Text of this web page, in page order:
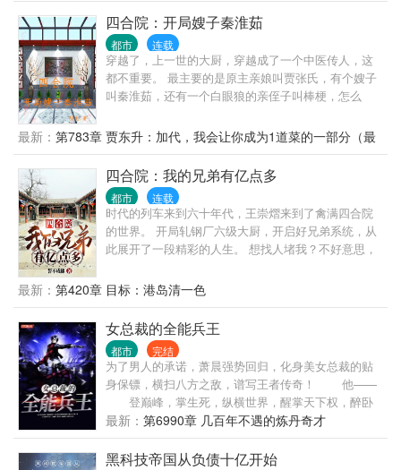
交好。
四合院：开局嫂子秦淮茹
都市 连载
穿越了，上一世的大厨，穿越成了一个中医传人，这
都不重要。 最主要的是原主亲娘叫贾张氏，有个嫂子
叫秦淮茹，还有一个白眼狼的亲侄子叫棒梗，怎么
最新： 第783章 贾东升：加代，我会让你成为1道菜的一部分（最
后一章）
四合院：我的兄弟有亿点多
都市 连载
时代的列车来到六十年代，王崇熠来到了禽满四合院
的世界。 开局轧钢厂六级大厨，开启好兄弟系统，从
此展开了一段精彩的人生。 想找人堵我？不好意思，
弟！ 想去街道办举报我？不好意思，街道办主任我兄
弟！ 王崇熠一杯小酒，一口美食，没事逗逗小娇妻。
但事情总是来在他。 既然如此，那就别怪我不客气！
在这个风起云涌的时代，王崇熠带着一众兄弟，笑看
风云起。 蓦然回首，王崇熠成为了搅弄风云的人！
最新： 第420章 目标：港岛清一色
女总裁的全能兵王
都市 完结
为了男人的承诺，萧晨强势回归，化身美女总裁的贴
身保镖，横扫八方之敌，谱写王者传奇！ 他——
登巅峰，掌生死，纵横世界，醒掌天下权，醉卧
美人膝！ —————— 小舞的微信公众号：寂mo的
舞者，可以去关注哦！ 小舞的QQ：1589045849，可
以去加好友！ 唯舞独尊①群：545765633！
最新： 第6990章 几百年不遇的炼丹奇才
黑科技帝国从负债十亿开始